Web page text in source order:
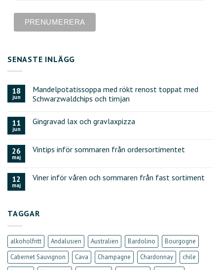
SENASTE INLÄGG
18
jun
Mandelpotatissoppa med rökt renost toppat med
Schwarzwaldchips och timjan
11
jun
Gingravad lax och gravlaxpizza
26
maj
Vintips inför sommaren från ordersortimentet
12
maj
Viner inför våren och sommaren från fast sortiment
TAGGAR
alkoholfritt Andalusien Australien Bardolino
Bourgogne
Cabernet Sauvignon
Cava Champagne Chardonnay
chile